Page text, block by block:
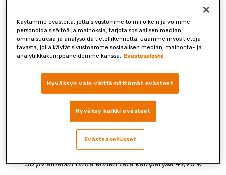
Maitohappo­bakteeri +
-5 €
240 tablettia
44,90 €49,90€
Tarjous koskee uusia tilauksia.
30 pv alhaisin hinta ennen tätä kampanjaa 49,90 €
Käytämme evästeitä, jotta sivustomme toimii oikein ja voimme
personoida sisältöä ja mainoksia, tarjota sosiaalisen median
ominaisuuksia ja analysoida tietoliikennettä. Jaamme myös tietoja
tavasta, jolla käytät sivustoamme sosiaalisen median, mainonta- ja
analytiikkakumppaneidemme kanssa.
Evästeseloste
Hyväksyn vain välttämättömät evästeet
Hyväksy kaikki evästeet
Evästeasetukset